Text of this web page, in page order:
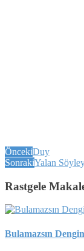
ÖncekiDuy
SonrakiYalan
Rastgele
Bulamazsın